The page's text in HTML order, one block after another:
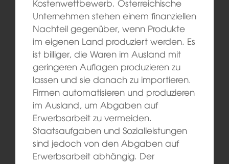
Kostenwettbewerb. Österreichische
Unternehmen stehen einem finanziellen
Nachteil gegenüber, wenn Produkte
im eigenen Land produziert werden. Es
ist billiger, die Waren im Ausland mit
geringeren Auflagen produzieren zu
lassen und sie danach zu importieren.
Firmen automatisieren und produzieren
im Ausland, um Abgaben auf
Erwerbsarbeit zu vermeiden.
Staatsaufgaben und Sozialleistungen
sind jedoch von den Abgaben auf
Erwerbsarbeit abhängig. Der